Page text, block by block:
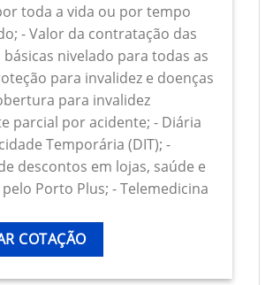
toda a vida ou por tempo
- Valor da contratação das
nivelado para todas as
para invalidez e doenças
para invalidez
parcial por acidente; - Diária
Temporária (DIT); -
descontos em lojas, saúde e
Porto Plus; - Telemedicina
COTAÇÃO